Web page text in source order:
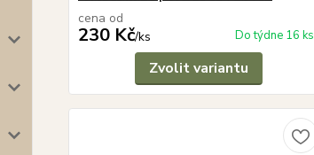
cena od
230 Kč/ks Do týdne 16 ks
Zvolit variantu